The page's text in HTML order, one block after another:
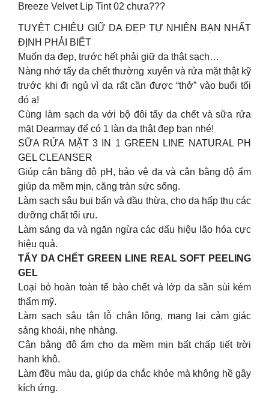
Breeze Velvet Lip Tint 02 chưa???
TUYỆT CHIÊU GIỮ DA ĐẸP TỰ NHIÊN BẠN NHẤT
ĐỊNH PHẢI BIẾT
Muốn da đẹp, trước hết phải giữ da thật sạch…
Nàng nhớ tẩy da chết thường xuyên và rửa mặt thật kỹ
trước khi đi ngủ vì da rất cần được “thở” vào buổi tối
đó ạ!
Cùng làm sạch da với bộ đôi tẩy da chết và sữa rửa
mặt Dearmay để có 1 làn da thật đẹp bạn nhé!
SỮA RỬA MẶT 3 IN 1 GREEN LINE NATURAL PH
GEL CLEANSER
Giúp cân bằng độ pH, bảo vệ da và cân bằng độ ẩm
giúp da mềm mịn, căng tràn sức sống.
Làm sạch sâu bụi bẩn và dầu thừa, cho da hấp thụ các
dưỡng chất tối ưu.
Làm sáng da và ngăn ngừa các dấu hiệu lão hóa cực
hiệu quả.
TẨY DA CHẾT GREEN LINE REAL SOFT PEELING
GEL
Loại bỏ hoàn toàn tế bào chết và lớp da sần sùi kém
thẩm mỹ.
Làm sạch sâu tận lỗ chân lông, mang lại cảm giác
sảng khoái, nhẹ nhàng.
Cân bằng độ ẩm cho da mềm mịn bất chấp tiết trời
hanh khô.
Làm đều màu da, giúp da chắc khỏe mà không hề gây
kích ứng.